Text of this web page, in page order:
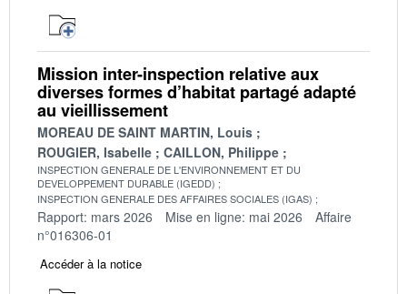
Mission inter-inspection relative aux
diverses formes d’habitat partagé adapté
au vieillissement
MOREAU DE SAINT MARTIN, Louis
ROUGIER, Isabelle
CAILLON, Philippe
INSPECTION GENERALE DE L'ENVIRONNEMENT ET DU
DEVELOPPEMENT DURABLE (IGEDD)
INSPECTION GENERALE DES AFFAIRES SOCIALES (IGAS)
Rapport: mars 2026 Mise en ligne: mai 2026
Affaire
n°016306-01
Accéder à la notice